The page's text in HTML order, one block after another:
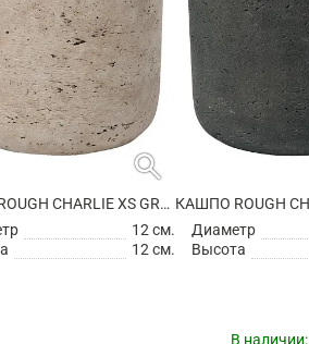
search
КАШПО ROUGH CHARLIE XS GREY WASHED
12 см.
12 см.
Диаметр
Высота
В наличии: